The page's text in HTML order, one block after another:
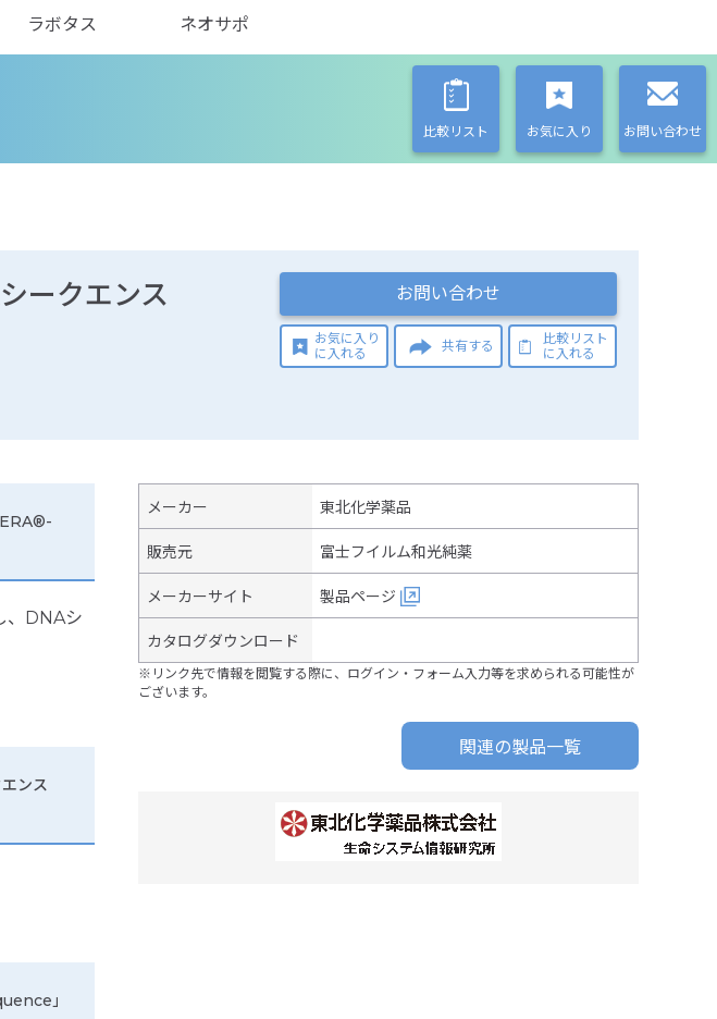
ラボタス ネオサポ
比較リスト お気に入り お問い合わせ
ークエンス
お問い合わせ
お気に入り
に入れる
共有する
比較リスト
に入れる
、DNAシ
ンス
」
メーカー 東北化学薬品
販売元 富士フイルム和光純薬
メーカーサイト 製品ページ
カタログダウンロード
※リンク先で情報を閲覧する際に、ログイン・フォーム入力等を求められる可能性が
ございます。
関連の製品一覧